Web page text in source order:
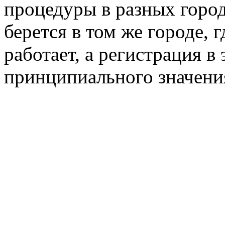
процедуры в разных
берется в том же городе,
работает, а регистрация
принципиального